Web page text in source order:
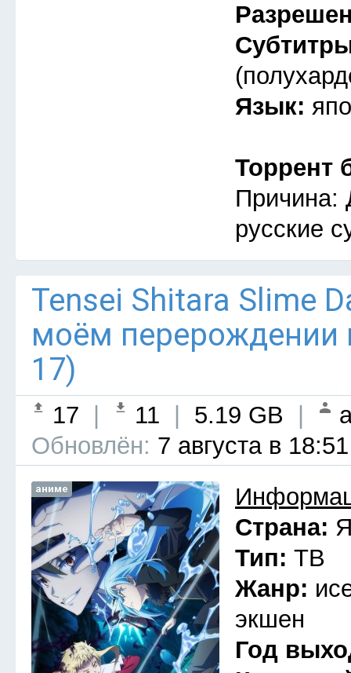
Язык:
Торрент
Причина:
русские
Tensei Shitara Slime
моём перерождении
17)
17 11 5.19 GB
Обновлён: 7 августа в 18:51
аниме
Страна:
Тип: ТВ
Жанр:
экшен
Год